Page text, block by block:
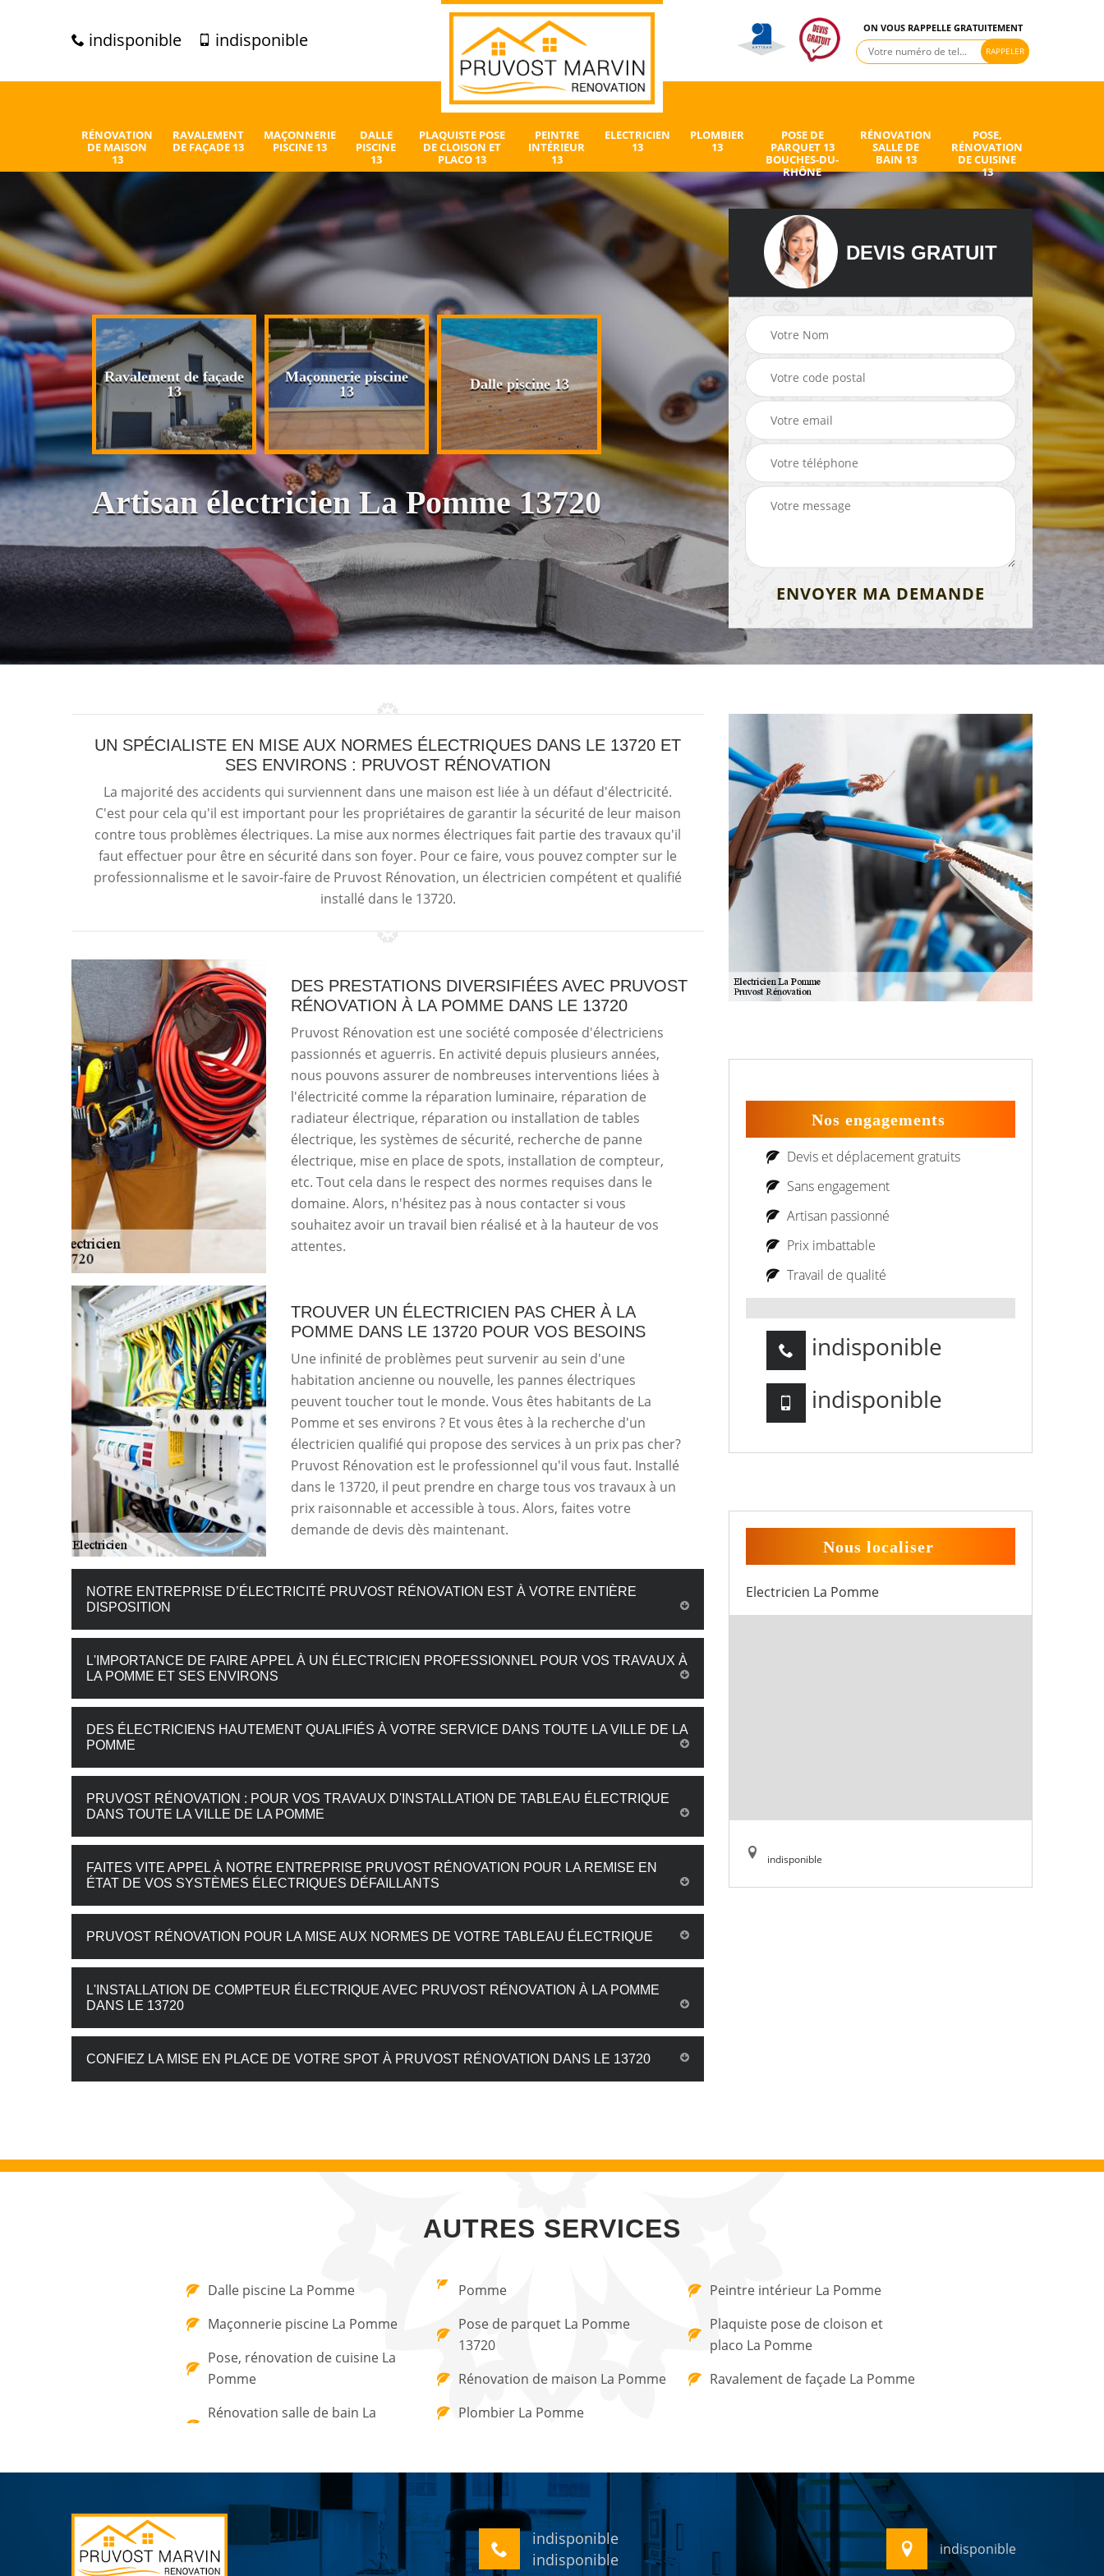
indisponible indisponible
ON VOUS RAPPELLE GRATUITEMENT
RÉNOVATION
DE MAISON
13
RAVALEMENT
DE FAÇADE 13
MAÇONNERIE
PISCINE 13
DALLE
PISCINE
13
PLAQUISTE POSE
DE CLOISON ET
PLACO 13
PEINTRE
INTÉRIEUR
13
ELECTRICIEN
13
PLOMBIER
13
POSE DE
PARQUET 13
BOUCHES-DU-
RHÔNE
RÉNOVATION
SALLE DE
BAIN 13
POSE,
RÉNOVATION
DE CUISINE
13
de maison
Ravalement de façade
13
Maçonnerie piscine
13
Dalle piscine 13
Plaquiste pose de
cloison et placo 13
Peintre intérieur 13 Electricien 13
Artisan électricien La Pomme 13720
DEVIS GRATUIT
UN SPÉCIALISTE EN MISE AUX NORMES ÉLECTRIQUES DANS LE 13720 ET
SES ENVIRONS : PRUVOST RÉNOVATION
La majorité des accidents qui surviennent dans une maison est liée à un défaut d'électricité.
C'est pour cela qu'il est important pour les propriétaires de garantir la sécurité de leur maison
contre tous problèmes électriques. La mise aux normes électriques fait partie des travaux qu'il
faut effectuer pour être en sécurité dans son foyer. Pour ce faire, vous pouvez compter sur le
professionnalisme et le savoir-faire de Pruvost Rénovation, un électricien compétent et qualifié
installé dans le 13720.
DES PRESTATIONS DIVERSIFIÉES AVEC PRUVOST
RÉNOVATION À LA POMME DANS LE 13720
Pruvost Rénovation est une société composée d'électriciens
passionnés et aguerris. En activité depuis plusieurs années,
nous pouvons assurer de nombreuses interventions liées à
l'électricité comme la réparation luminaire, réparation de
radiateur électrique, réparation ou installation de tables
électrique, les systèmes de sécurité, recherche de panne
électrique, mise en place de spots, installation de compteur,
etc. Tout cela dans le respect des normes requises dans le
domaine. Alors, n'hésitez pas à nous contacter si vous
souhaitez avoir un travail bien réalisé et à la hauteur de vos
attentes.
TROUVER UN ÉLECTRICIEN PAS CHER À LA
POMME DANS LE 13720 POUR VOS BESOINS
Une infinité de problèmes peut survenir au sein d'une
habitation ancienne ou nouvelle, les pannes électriques
peuvent toucher tout le monde. Vous êtes habitants de La
Pomme et ses environs ? Et vous êtes à la recherche d'un
électricien qualifié qui propose des services à un prix pas cher?
Pruvost Rénovation est le professionnel qu'il vous faut. Installé
dans le 13720, il peut prendre en charge tous vos travaux à un
prix raisonnable et accessible à tous. Alors, faites votre
demande de devis dès maintenant.
NOTRE ENTREPRISE D’ÉLECTRICITÉ PRUVOST RÉNOVATION EST À VOTRE ENTIÈRE
DISPOSITION
L'IMPORTANCE DE FAIRE APPEL À UN ÉLECTRICIEN PROFESSIONNEL POUR VOS TRAVAUX À
LA POMME ET SES ENVIRONS
DES ÉLECTRICIENS HAUTEMENT QUALIFIÉS À VOTRE SERVICE DANS TOUTE LA VILLE DE LA
POMME
PRUVOST RÉNOVATION : POUR VOS TRAVAUX D'INSTALLATION DE TABLEAU ÉLECTRIQUE
DANS TOUTE LA VILLE DE LA POMME
FAITES VITE APPEL À NOTRE ENTREPRISE PRUVOST RÉNOVATION POUR LA REMISE EN
ÉTAT DE VOS SYSTÈMES ÉLECTRIQUES DÉFAILLANTS
PRUVOST RÉNOVATION POUR LA MISE AUX NORMES DE VOTRE TABLEAU ÉLECTRIQUE
L'INSTALLATION DE COMPTEUR ÉLECTRIQUE AVEC PRUVOST RÉNOVATION À LA POMME
DANS LE 13720
CONFIEZ LA MISE EN PLACE DE VOTRE SPOT À PRUVOST RÉNOVATION DANS LE 13720
Nos engagements
Devis et déplacement gratuits
Sans engagement
Artisan passionné
Prix imbattable
Travail de qualité
indisponible
indisponible
Nous localiser
Electricien La Pomme
indisponible
AUTRES SERVICES
Dalle piscine La Pomme
Maçonnerie piscine La Pomme
Pose, rénovation de cuisine La
Pomme
Rénovation salle de bain La
Pomme
Pose de parquet La Pomme
13720
Rénovation de maison La Pomme
Plombier La Pomme
Peintre intérieur La Pomme
Plaquiste pose de cloison et
placo La Pomme
Ravalement de façade La Pomme
indisponible
indisponible
indisponible